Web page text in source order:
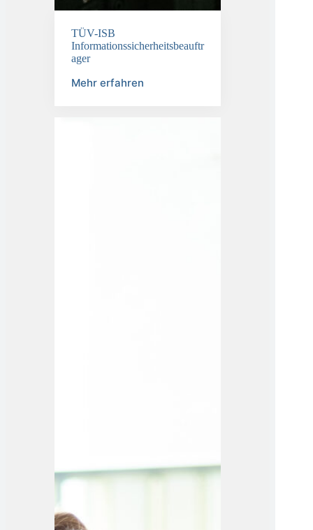
TÜV-ISB
Informationssicherheitsbeauftr